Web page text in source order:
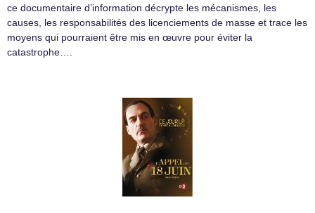
ce documentaire d’information décrypte les mécanismes, les
causes, les responsabilités des licenciements de masse et trace les
moyens qui pourraient être mis en œuvre pour éviter la
catastrophe….